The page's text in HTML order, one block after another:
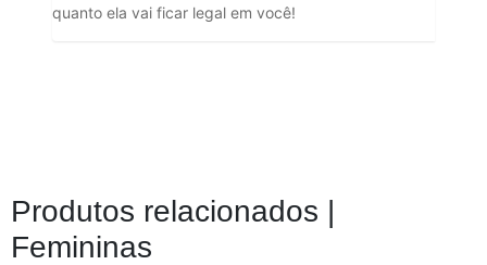
quanto ela vai ficar legal em você!
Produtos relacionados |
Femininas